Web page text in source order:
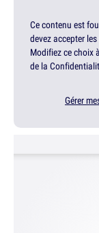
Ce contenu est
devez accepter
Modifiez ce choix
de la
Gérer